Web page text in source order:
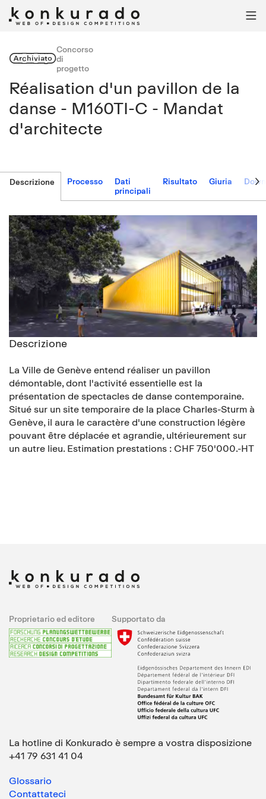

Archiviato
Concorso
di
progetto
Réalisation d'un pavillon de la
danse - M160TI-C - Mandat
d'architecte
Descrizione Processo
Dati
principali
Risultato Giuria 
Descrizione
La Ville de Genève entend réaliser un pavillon
démontable, dont l'activité essentielle est la
présentation de spectacles de danse contemporaine.
Situé sur un site temporaire de la place Charles-Sturm à
Genève, il aura le caractère d'une construction légère
pouvant être déplacée et agrandie, ultérieurement sur
un autre lieu. Estimation prestations : CHF 750'000.-HT
Proprietario ed editore Supportato da
La hotline di Konkurado è sempre a vostra disposizione
+41 79 631 41 04
Glossario
Contattateci